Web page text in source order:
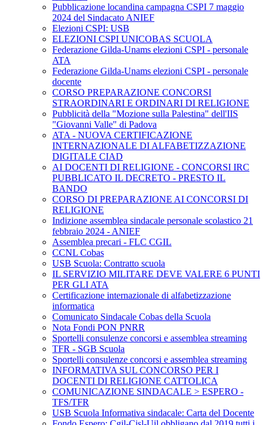
Pubblicazione locandina campagna CSPI 7 maggio
2024 del Sindacato ANIEF
Elezioni CSPI: USB
ELEZIONI CSPI UNICOBAS SCUOLA
Federazione Gilda-Unams elezioni CSPI - personale
ATA
Federazione Gilda-Unams elezioni CSPI - personale
docente
CORSO PREPARAZIONE CONCORSI
STRAORDINARI E ORDINARI DI RELIGIONE
Pubblicità della "Mozione sulla Palestina" dell'IIS
"Giovanni Valle" di Padova
ATA - NUOVA CERTIFICAZIONE
INTERNAZIONALE DI ALFABETIZZAZIONE
DIGITALE CIAD
AI DOCENTI DI RELIGIONE - CONCORSI IRC
PUBBLICATO IL DECRETO - PRESTO IL
BANDO
CORSO DI PREPARAZIONE AI CONCORSI DI
RELIGIONE
Indizione assemblea sindacale personale scolastico 21
febbraio 2024 - ANIEF
Assemblea precari - FLC CGIL
CCNL Cobas
USB Scuola: Contratto scuola
IL SERVIZIO MILITARE DEVE VALERE 6 PUNTI
PER GLI ATA
Certificazione internazionale di alfabetizzazione
informatica
Comunicato Sindacale Cobas della Scuola
Nota Fondi PON PNRR
Sportelli consulenze concorsi e assemblea streaming
TFR - SGB Scuola
Sportelli consulenze concorsi e assemblea streaming
INFORMATIVA SUL CONCORSO PER I
DOCENTI DI RELIGIONE CATTOLICA
COMUNICAZIONE SINDACALE > ESPERO -
TFS/TFR
USB Scuola Informativa sindacale: Carta del Docente